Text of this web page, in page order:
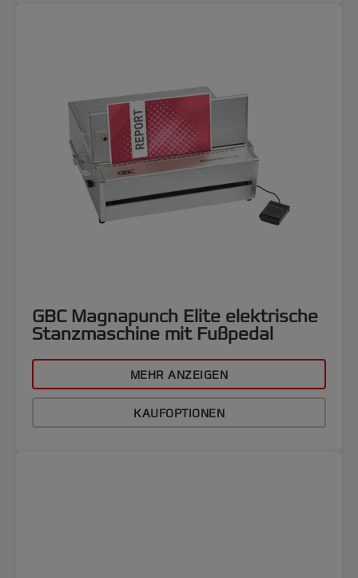
GBC Magnapunch Elite elektrische
Stanzmaschine mit Fußpedal
MEHR ANZEIGEN
KAUFOPTIONEN